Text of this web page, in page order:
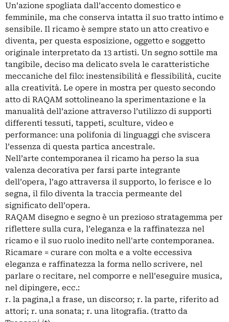
Un’azione spogliata dall’accento domestico e
femminile, ma che conserva intatta il suo tratto intimo e
sensibile. Il ricamo è sempre stato un atto creativo e
diventa, per questa esposizione, oggetto e soggetto
originale interpretato da 13 artisti. Un segno sottile ma
tangibile, deciso ma delicato svela le caratteristiche
meccaniche del filo: inestensibilità e flessibilità, cucite
alla creatività. Le opere in mostra per questo secondo
atto di RAQAM sottolineano la sperimentazione e la
manualità dell’azione attraverso l’utilizzo di supporti
differenti tessuti, tappeti, sculture, video e
performance: una polifonia di linguaggi che sviscera
l’essenza di questa partica ancestrale.
Nell’arte contemporanea il ricamo ha perso la sua
valenza decorativa per farsi parte integrante
dell’opera, l’ago attraversa il supporto, lo ferisce e lo
segna, il filo diventa la traccia permeante del
significato dell’opera.
RAQAM disegno e segno è un prezioso stratagemma per
riflettere sulla cura, l’eleganza e la raffinatezza nel
ricamo e il suo ruolo inedito nell'arte contemporanea.
Ricamare = curare con molta e a volte eccessiva
eleganza e raffinatezza la forma nello scrivere, nel
parlare o recitare, nel comporre e nell’eseguire musica,
nel dipingere, ecc.:
r. la pagina,l a frase, un discorso; r. la parte, riferito ad
attori; r. una sonata; r. una litografia. (tratto da